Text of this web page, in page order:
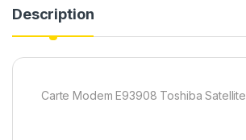
Description
Carte Modem E93908 Toshiba Satellite